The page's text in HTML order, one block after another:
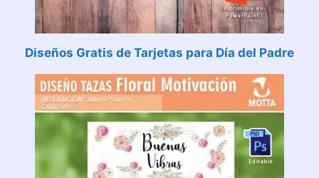
Diseños Gratis de Tarjetas para Día del Padre